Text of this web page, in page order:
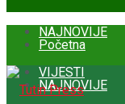
NAJNOVIJE
VIJESTI
Početna
NAJNOVIJE